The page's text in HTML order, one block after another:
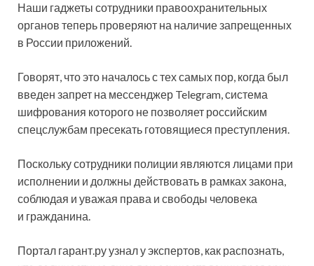
Наши гаджеты сотрудники правоохранительных
органов теперь проверяют на наличие запрещенных
в России приложений.
Говорят, что это началось с тех самых пор, когда был
введен запрет на мессенджер Telegram, система
шифрования которого не позволяет российским
спецслужбам пресекать готовящиеся преступления.
Поскольку сотрудники полиции являются лицами при
исполнении и должны действовать в рамках закона,
соблюдая и уважая права и свободы человека
и гражданина.
Портал гарант.ру узнал у экспертов, как распознать,